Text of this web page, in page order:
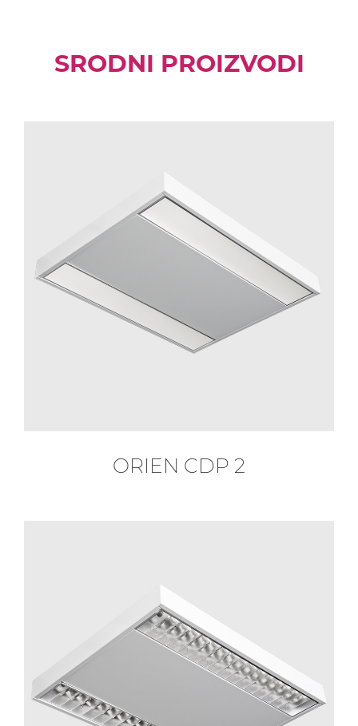
SRODNI PROIZVODI
ORIEN CDP 2